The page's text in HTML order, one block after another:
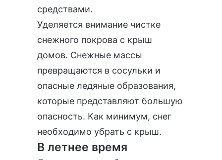
средствами.
Уделяется внимание чистке
снежного покрова с крыш
домов. Снежные массы
превращаются в сосульки и
опасные ледяные образования,
которые представляют большую
опасность. Как минимум, снег
необходимо убрать с крыш.
В летнее время